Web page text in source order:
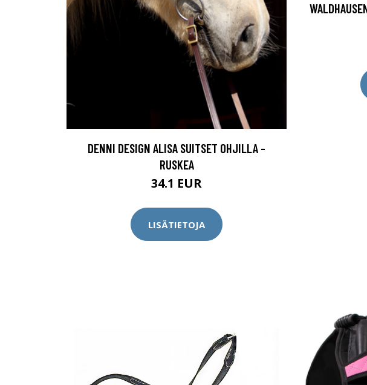
DENNI DESIGN ALISA SUITSET OHJILLA -
RUSKEA
34.1 EUR
LISÄTIETOJA